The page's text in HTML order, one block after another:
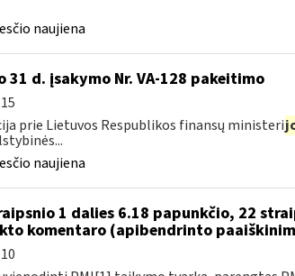
naujiena
d. įsakymo Nr. VA-128 pakeitimo
prie Lietuvos Respublikos finansų ministeri
naujiena
1 dalies 6.18 papunkčio, 22
komentaro (apibendrinto